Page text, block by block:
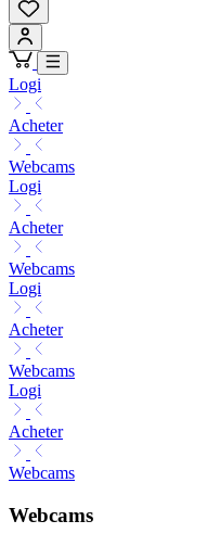
Logi
Acheter
Webcams
Logi
Acheter
Webcams
Logi
Acheter
Webcams
Logi
Acheter
Webcams
Webcams